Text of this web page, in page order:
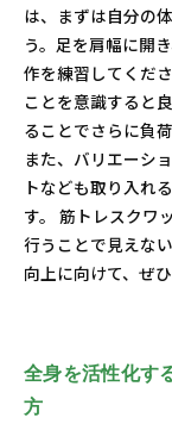
は、まずは自分の
う。足を肩幅に開
作を練習してくだ
ことを意識すると
ることでさらに負
また、バリエーシ
トなども取り入れ
す。 筋トレスクワ
行うことで見えな
向上に向けて、ぜ
全身を活性化す
方